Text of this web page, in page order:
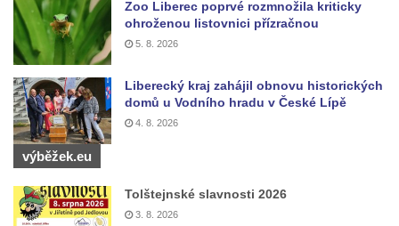
Socha svatého Jana Nepomuckého Na
Sadech u Mlýnské stoky v Českých
Budějovicích
Sochy brouků u Mlýnské stoky v Českých
Budějovicích
Socha svatého Vincence Ferrerského na
nádvoří kláštera dominikánů v Českých
Socha svatého Zachariáše na nádvoří
Zoo Liberec poprvé rozmnožila kriticky
ohroženou listovnici přízračnou
5. 8. 2026
Liberecký kraj zahájil obnovu historických
domů u Vodního hradu v České Lípě
4. 8. 2026
výběžek.eu
Tolštejnské slavnosti 2026
3. 8. 2026